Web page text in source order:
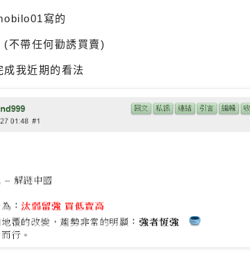
寫的
不帶任何勸誘買賣)
我近期的看法